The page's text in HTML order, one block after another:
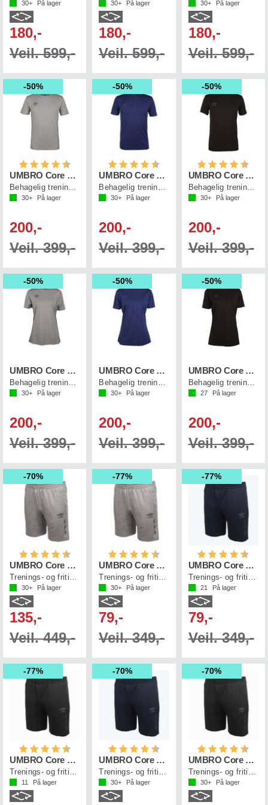
30+ På lager
180,-
Veil. 599,-
30+ På lager
180,-
Veil. 599,-
30+ På lager
180,-
Veil. 599,-
50%
Karakter: 4.4 av 5 mulige
UMBRO Core Tech Tee
Behagelig trenings t-skjorte
30+ På lager
200,-
Veil. 399,-
50%
Karakter: 4.4 av 5 mulige
UMBRO Core Tech Tee
Behagelig trenings t-skjorte
30+ På lager
200,-
Veil. 399,-
50%
Karakter:
UMBRO Core Tech Tee
Behagelig trenings t-skjorte
30+ På lager
200,-
Veil. 399,-
50%
UMBRO Core Tech Tee W
30+ På lager
200,-
Veil. 399,-
50%
UMBRO Core Tech Tee W
30+ På lager
200,-
Veil. 399,-
50%
UMBRO Core Tech Tee W
Behagelig trenings t-skjorte til dame
27 På lager
200,-
Veil. 399,-
70%
Karakter: 4.4 av 5 mulige
UMBRO Core Tech Shorts
30+ På lager
135,-
Veil. 449,-
77%
Karakter: 4.6 av 5 mulige
UMBRO Core Tech Shorts Jr
30+ På lager
79,-
Veil. 349,-
77%
Karakter:
UMBRO Core Tech Shorts Jr
21 På lager
79,-
Veil. 349,-
77%
Karakter: 4.6 av 5 mulige
UMBRO Core Tech Shorts Jr
Trenings- og fritidsshorts
11 På lager
70%
Karakter: 4.4 av 5 mulige
UMBRO Core Tech Shorts
Trenings- og fritidsshorts
30+ På lager
70%
Karakter:
UMBRO Core Tech Shorts
Trenings- og fritidsshorts
30+ På lager